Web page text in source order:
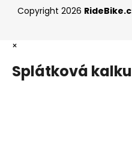
Copyright 2026
×
Splátková